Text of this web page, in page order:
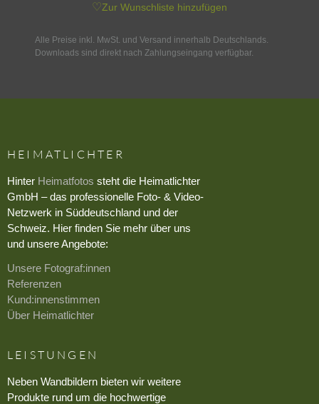
♡Zur Wunschliste hinzufügen
Alle Preise inkl. MwSt. und Versand innerhalb Deutschlands.
Downloads sind direkt nach Zahlungseingang verfügbar.
HEIMATLICHTER
Hinter Heimatfotos steht die Heimatlichter
GmbH – das professionelle Foto- & Video-
Netzwerk in Süddeutschland und der
Schweiz. Hier finden Sie mehr über uns
und unsere Angebote:
Unsere Fotograf:innen
Referenzen
Kund:innenstimmen
Über Heimatlichter
LEISTUNGEN
Neben Wandbildern bieten wir weitere
Produkte rund um die hochwertige